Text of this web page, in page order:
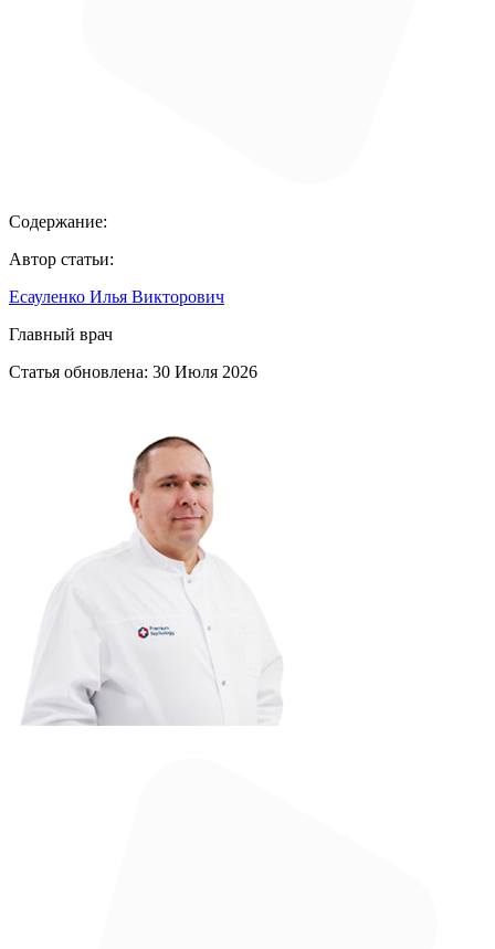
Содержание:
Автор статьи:
Есауленко Илья Викторович
Главный врач
Статья обновлена: 30 Июля 2026